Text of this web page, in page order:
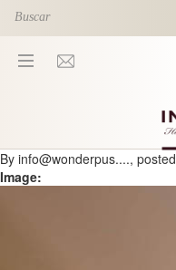
Skip to main content
You are here
By info@wonderpus...., posted
Image: